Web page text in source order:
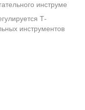
инструме
Т-
инструментов